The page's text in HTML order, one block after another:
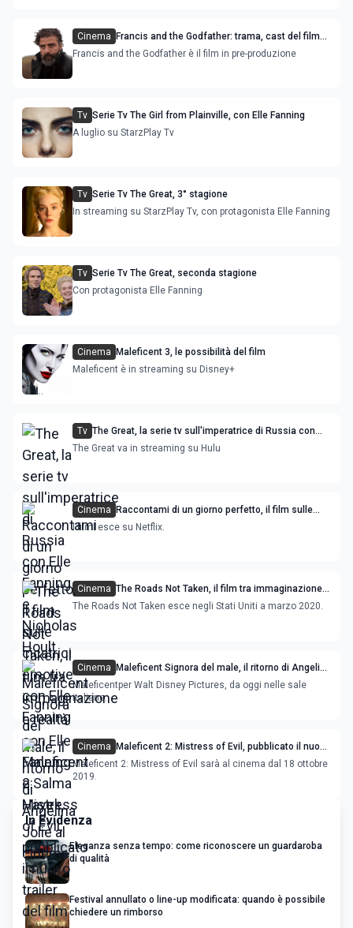
Cinema
Francis and the Godfather: trama, cast del film
con Oscar Isaac e Jake Gyllenhaal
Francis and the Godfather è il film in pre-produzione
Tv Serie Tv The Girl from Plainville, con Elle Fanning
A luglio su StarzPlay Tv
Tv Serie Tv The Great, 3° stagione
In streaming su StarzPlay Tv, con protagonista Elle Fanning
Tv Serie Tv The Great, seconda stagione
Con protagonista Elle Fanning
Cinema
Maleficent 3, le possibilità del film
Maleficent è in streaming su Disney+
Tv The Great, la serie tv sull'imperatrice di Russia con
Elle Fanning e Nicholas Hoult
The Great va in streaming su Hulu
Cinema
Raccontami di un giorno perfetto, il film sulle
cicatrici emotive con Elle Fanning
I filml esce su Netflix.
Cinema The Roads Not Taken, il film tra immaginazione e
realtà con Elle Fanning e Salma Hayek
The Roads Not Taken esce negli Stati Uniti a marzo 2020.
Cinema
Maleficent Signora del male, il ritorno di Angelina
Jolie al cinema
Maleficentper Walt Disney Pictures, da oggi nelle sale
italiane.
Cinema
Maleficent 2: Mistress of Evil, pubblicato il nuovo
trailer del film con Angelina Jolie
Maleficent 2: Mistress of Evil sarà al cinema dal 18 ottobre
2019.
In Evidenza
Eleganza senza tempo: come riconoscere un guardaroba
di qualità
Festival annullato o line-up modificata: quando è possibile
chiedere un rimborso